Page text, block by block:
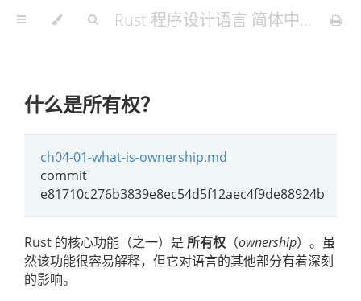
Rust 程序设计语言 简体中文版
什么是所有权？
ch04-01-what-is-ownership.md
commit
e81710c276b3839e8ec54d5f12aec4f9de88924b
Rust 的核心功能（之一）是 所有权 （ownership）。虽
然该功能很容易解释，但它对语言的其他部分有着深刻
的影响。